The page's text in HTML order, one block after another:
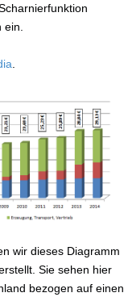
wir dieses Diagramm
Sie sehen hier
bezogen auf einen